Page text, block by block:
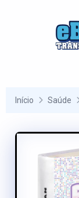
Início Saúde